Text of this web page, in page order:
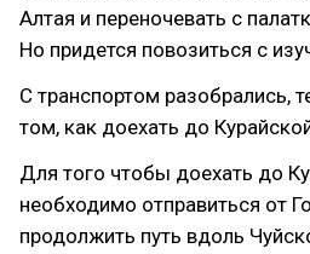
Алтая и переночевать с
Но придется повозиться с
С транспортом разобрались,
том, как доехать до
Для того чтобы доехать до
необходимо отправиться от
продолжить путь вдоль